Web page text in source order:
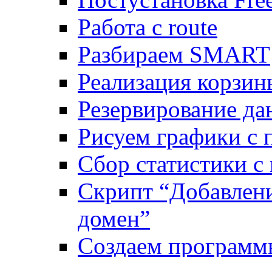
Работа с route
Разбираем SMART
Реализация
Резервирование
Рисуем графики
Сбор статистики
Скрипт
домен”
Создаем